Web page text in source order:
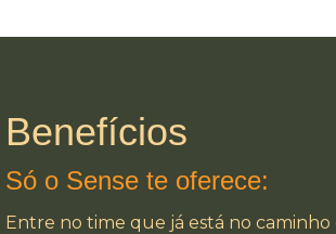
Benefícios
Só o Sense te oferece:
Entre no time que já está no caminho